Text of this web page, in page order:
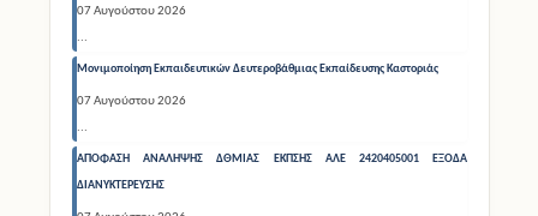
07 Αυγούστου 2026
Μονιμοποίηση Εκπαιδευτικών Δευτεροβάθμιας Εκπαίδευσης Καστοριάς
07 Αυγούστου 2026
ΑΠΟΦΑΣΗ ΑΝΑΛΗΨΗΣ ΔΘΜΙΑΣ ΕΚΠΣΗΣ ΑΛΕ 2420405001 ΕΞΟΔΑ